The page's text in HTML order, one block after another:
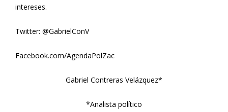
intereses.
Twitter: @GabrielConV
Facebook.com/AgendaPolZac
Gabriel Contreras Velázquez*
*Analista político